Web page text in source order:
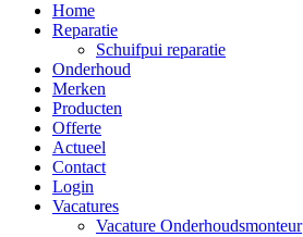
Home
Reparatie
Schuifpui reparatie
Onderhoud
Merken
Producten
Offerte
Actueel
Contact
Login
Vacatures
Vacature Onderhoudsmonteur